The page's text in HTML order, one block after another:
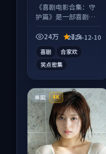
《喜剧电影合集：守
护篇》是一部喜剧向
端观看，细节更丰
24万 7.5
2024-12-10
喜剧
合家欢
笑点密集
美国 4K